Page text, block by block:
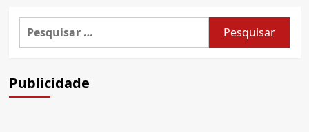
Duke
R
chega
posts
Pesquisar
por:
Publicidade